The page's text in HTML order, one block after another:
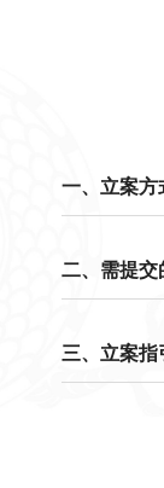
一、立案方
二、需提交
三、立案指